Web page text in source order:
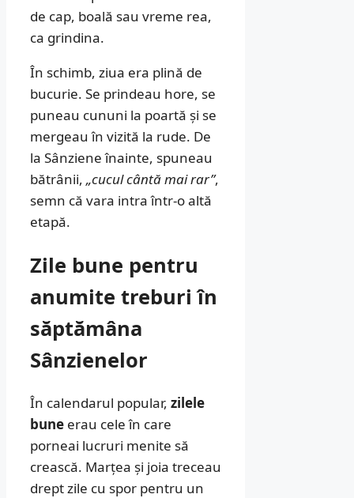
de cap, boală sau vreme rea,
ca grindina.
În schimb, ziua era plină de
bucurie. Se prindeau hore, se
puneau cununi la poartă și se
mergeau în vizită la rude. De
la Sânziene înainte, spuneau
bătrânii, „cucul cântă mai rar”,
semn că vara intra într-o altă
etapă.
Zile bune pentru
anumite treburi în
săptămâna
Sânzienelor
În calendarul popular, zilele
bune erau cele în care
porneai lucruri menite să
crească. Marțea și joia treceau
drept zile cu spor pentru un